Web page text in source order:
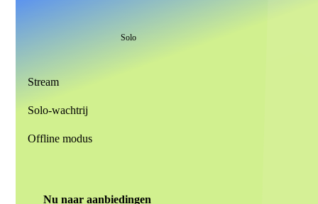
Solo
Stream
Solo-wachtrij
Offline modus
Nu naar aanbiedingen